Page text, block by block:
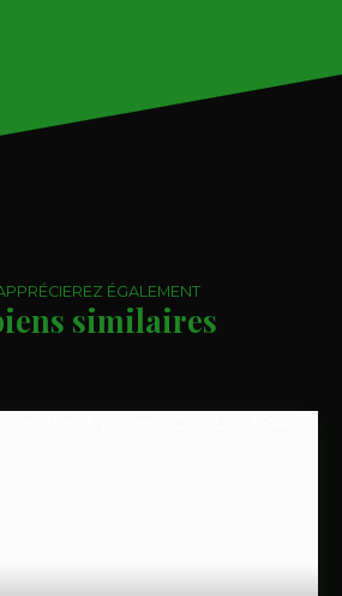
ÉGALEMENT
similaires